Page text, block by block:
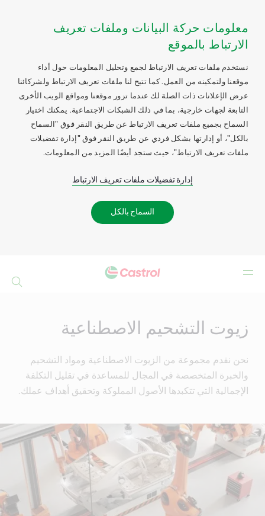
معلومات حركة البيانات وملفات تعريف
الارتباط بالموقع
نستخدم ملفات تعريف الارتباط لجمع وتحليل المعلومات حول أداء
موقعنا ولتمكينه من العمل. كما تتيح لنا ملفات تعريف الارتباط ولشركائنا
عرض الإعلانات ذات الصلة لك عندما تزور موقعنا ومواقع الويب الأخرى
التابعة لجهات خارجية، بما في ذلك الشبكات الاجتماعية. يمكنك اختيار
السماح بجميع ملفات تعريف الارتباط عن طريق النقر فوق "السماح
بالكل"، أو إدارتها بشكل فردي عن طريق النقر فوق "إدارة تفضيلات
ملفات تعريف الارتباط"، حيث ستجد أيضًا المزيد من المعلومات.
إدارة تفضيلات ملفات تعريف الارتباط
السماح بالكل
زيوت التشحيم الاصطناعية
نحن نقدم مجموعة من الزيوت الاصطناعية ومواد التشحيم
والخبرة المتخصصة في المجال للمساعدة في تقليل التكلفة
الإجمالية التي تتكبدها الأصول المملوكة وتحقيق أهداف عملك.